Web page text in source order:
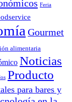
Feria
Gourmet
alimentaria
Noticias
Producto
para bares y